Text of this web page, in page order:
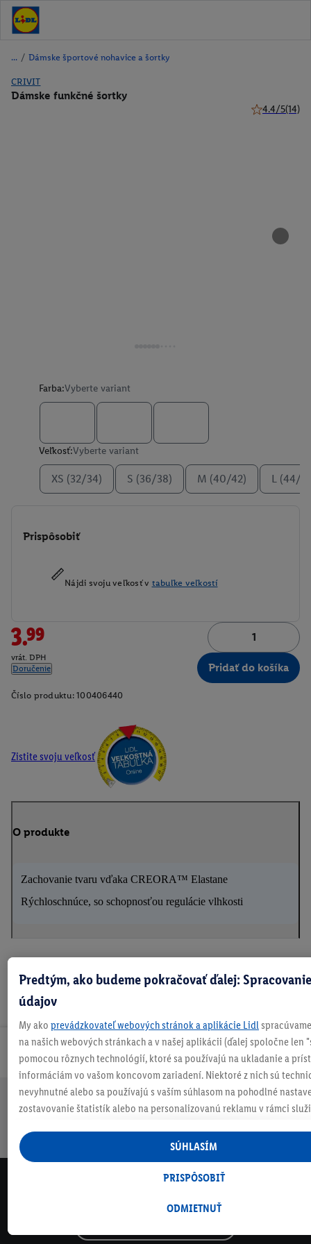
/ Dámske športové nohavice a šortky
CRIVIT
Dámske funkčné šortky
4.4/5(14)
Farba:Vyberte variant
Veľkosť:Vyberte variant
XS (32/34) S (36/38) M (40/42) L (44/
Prispôsobiť
Nájdi svoju veľkosť v tabuľke veľkostí
3.99
vrát. DPH
Doručenie
Pridať do košíka
Číslo produktu: 100406440
Zistite svoju veľkosť
O produkte
Zachovanie tvaru vďaka CREORA™ Elastane
Rýchloschnúce, so schopnosťou regulácie vlhkosti
Odoberaj Newsletter!
Doprava
nad 70 €¹
30 dní na
Vrátenie
Každý
niečo nové
Bezpečný nákup
NEZMEŠKAJ NAŠE AKCIE!
Predtým, ako budeme pokračovať ďalej:
údajov
My ako prevádzkovateľ webových stránok a aplikácie Lidl
na našich webových stránkach a v našej aplikácii (ďalej spoločne len
pomocou rôznych technológií, ktoré sa používajú na ukladanie a
informáciám vo vašom koncovom zariadení. Niektoré z nich sú
nevyhnutné alebo sa používajú s vaším súhlasom na pohodlné
zostavovanie štatistík alebo na personalizovanú reklamu v rámci
údaje z vášho nákupného správania v obchode.
Ak tu udelíte svoj súhlas na účely personalizovanej reklamy a
vytvoríte účet Lidl Plus alebo sa prihlásite do svojho existujúceho
e-mailovej adresy, ktorú tam uvediete, aby sme vás mohli rozpoznať v
tento účel môže byť vaša zaheslovaná e-mailová adresa zlúčená aj s
ODMIETNUŤ
PRISPÔSOBIŤ
SÚHLASÍM